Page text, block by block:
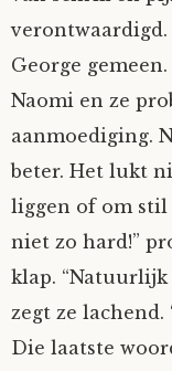
verontwaardigd.
George
Naomi en ze
aanmoediging.
beter. Het lukt
liggen of om stil
niet zo hard!”
klap. “Natuurlijk
zegt ze lachend.
Die laatste